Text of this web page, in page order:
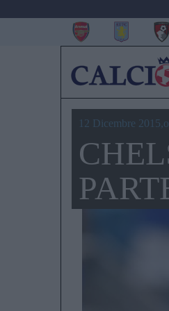
12 Dicembre